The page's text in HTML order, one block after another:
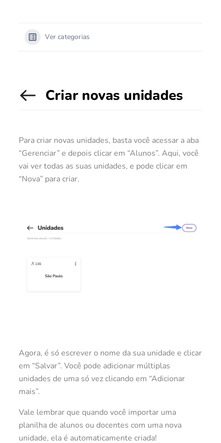
Ver categorias
Criar novas unidades
Para criar novas unidades, basta você acessar a aba
“Gerenciar” e depois clicar em “Alunos”. Aqui, você
vai ver todas as suas unidades, e pode clicar em
“Nova” para criar.
Agora, é só escrever o nome da sua unidade e clicar
em “Salvar”. Você pode adicionar múltiplas
unidades de uma só vez clicando em “Adicionar
mais”.
Vale lembrar que quando você importar uma
planilha de alunos ou docentes com uma nova
unidade, ela é automaticamente criada!